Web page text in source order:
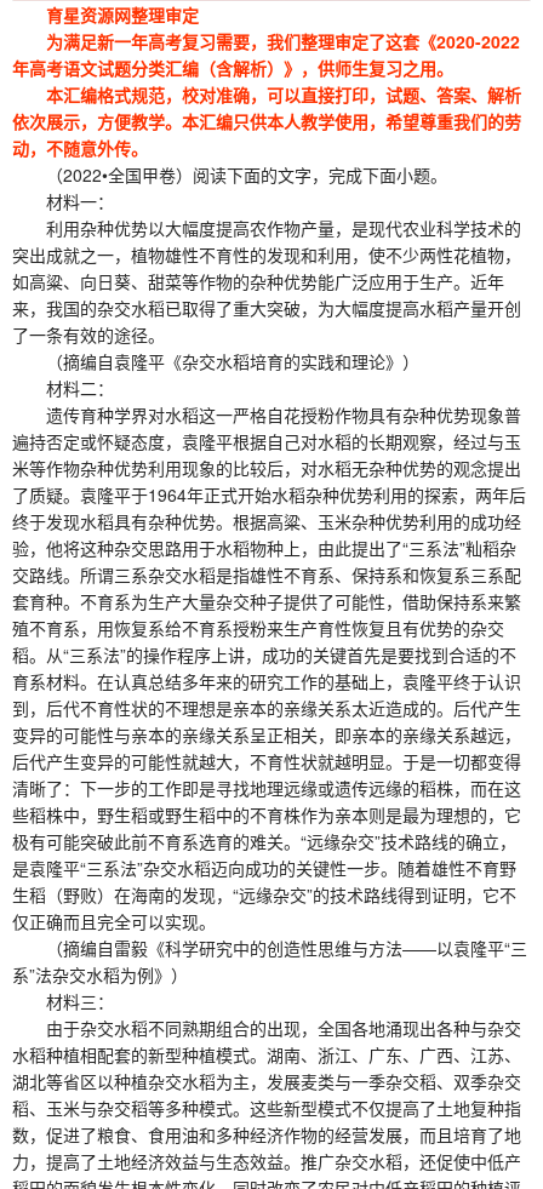
育星资源网整理审定
为满足新一年高考复习需要，我们整理审定了这套《2020-2022
年高考语文试题分类汇编（含解析）》，供师生复习之用。
本汇编格式规范，校对准确，可以直接打印，试题、答案、解析
依次展示，方便教学。本汇编只供本人教学使用，希望尊重我们的劳
动，不随意外传。
（2022•全国甲卷）阅读下面的文字，完成下面小题。
材料一：
利用杂种优势以大幅度提高农作物产量，是现代农业科学技术的
突出成就之一，植物雄性不育性的发现和利用，使不少两性花植物，
如高粱、向日葵、甜菜等作物的杂种优势能广泛应用于生产。近年
来，我国的杂交水稻已取得了重大突破，为大幅度提高水稻产量开创
了一条有效的途径。
（摘编自袁隆平《杂交水稻培育的实践和理论》）
材料二：
遗传育种学界对水稻这一严格自花授粉作物具有杂种优势现象普
遍持否定或怀疑态度，袁隆平根据自己对水稻的长期观察，经过与玉
米等作物杂种优势利用现象的比较后，对水稻无杂种优势的观念提出
了质疑。袁隆平于1964年正式开始水稻杂种优势利用的探索，两年后
终于发现水稻具有杂种优势。根据高粱、玉米杂种优势利用的成功经
验，他将这种杂交思路用于水稻物种上，由此提出了“三系法”籼稻杂
交路线。所谓三系杂交水稻是指雄性不育系、保持系和恢复系三系配
套育种。不育系为生产大量杂交种子提供了可能性，借助保持系来繁
殖不育系，用恢复系给不育系授粉来生产育性恢复且有优势的杂交
稻。从“三系法”的操作程序上讲，成功的关键首先是要找到合适的不
育系材料。在认真总结多年来的研究工作的基础上，袁隆平终于认识
到，后代不育性状的不理想是亲本的亲缘关系太近造成的。后代产生
变异的可能性与亲本的亲缘关系呈正相关，即亲本的亲缘关系越远，
后代产生变异的可能性就越大，不育性状就越明显。于是一切都变得
清晰了：下一步的工作即是寻找地理远缘或遗传远缘的稻株，而在这
些稻株中，野生稻或野生稻中的不育株作为亲本则是最为理想的，它
极有可能突破此前不育系选育的难关。“远缘杂交”技术路线的确立，
是袁隆平“三系法”杂交水稻迈向成功的关键性一步。随着雄性不育野
生稻（野败）在海南的发现，“远缘杂交”的技术路线得到证明，它不
仅正确而且完全可以实现。
（摘编自雷毅《科学研究中的创造性思维与方法——以袁隆平“三
系”法杂交水稻为例》）
材料三：
由于杂交水稻不同熟期组合的出现，全国各地涌现出各种与杂交
水稻种植相配套的新型种植模式。湖南、浙江、广东、广西、江苏、
湖北等省区以种植杂交水稻为主，发展麦类与一季杂交稻、双季杂交
稻、玉米与杂交稻等多种模式。这些新型模式不仅提高了土地复种指
数，促进了粮食、食用油和多种经济作物的经营发展，而且培育了地
力，提高了土地经济效益与生态效益。推广杂交水稻，还促使中低产